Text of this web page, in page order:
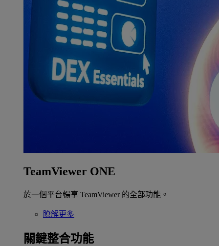
TeamViewer ONE
於一個平台暢享 TeamViewer 的全部功能。
瞭解更多
關鍵整合功能